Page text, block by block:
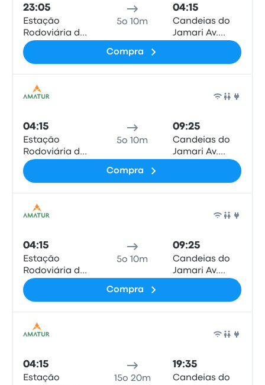
23:05
Estação
Rodoviária de
Humaitá
5o 10m
04:15
Candeias do
Jamari Av.
Compra
04:15
Estação
Rodoviária de
Humaitá
5o 10m
09:25
Candeias do
Jamari Av.
Compra
04:15
Estação
Rodoviária de
Humaitá
5o 10m
09:25
Candeias do
Jamari Av.
Compra
04:15
Estação
15o 20m
19:35
Candeias do